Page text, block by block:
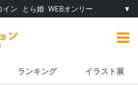
イン とら婚 WEBオンリー ▼
ランキング イラスト展